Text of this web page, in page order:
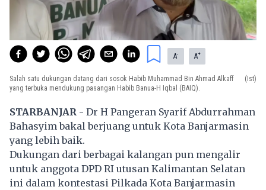
A- A+
Salah satu dukungan datang dari sosok Habib Muhammad Bin Ahmad Alkaff
yang terbuka mendukung pasangan Habib Banua-H Iqbal (BAIQ).
(Ist)
STARBANJAR - Dr H Pangeran Syarif Abdurrahman
Bahasyim bakal berjuang untuk Kota Banjarmasin
yang lebih baik.
Dukungan dari berbagai kalangan pun mengalir
untuk anggota DPD RI utusan Kalimantan Selatan
ini dalam kontestasi Pilkada Kota Banjarmasin